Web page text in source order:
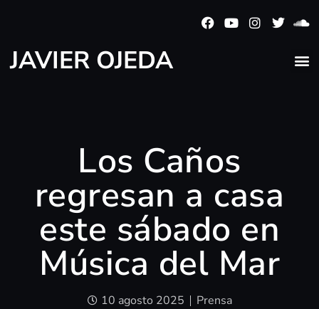
JAVIER OJEDA
Los Caños
regresan a casa
este sábado en
Música del Mar
10 agosto 2025 Prensa